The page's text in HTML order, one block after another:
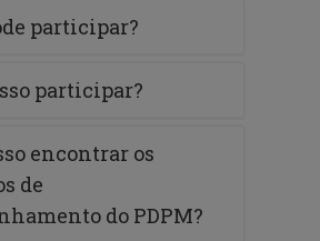
participar?
participar?
encontrar os
de
do PDPM?